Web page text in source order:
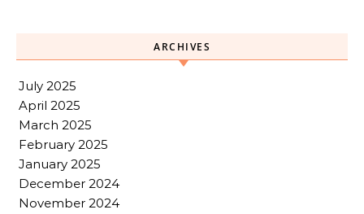
ARCHIVES
July 2025
April 2025
March 2025
February 2025
January 2025
December 2024
November 2024